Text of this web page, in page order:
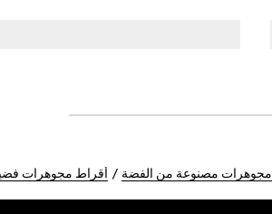
مجوهرات مصنوعة من الفضة أقراط مجوهرات